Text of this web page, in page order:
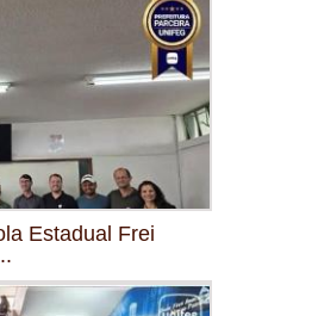
Estadual Frei